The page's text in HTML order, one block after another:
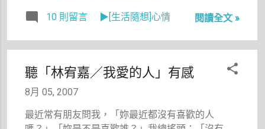
了點（指燒
嘴滑舌了點
（指服務
生）。哈。
人。不知道
那位莊主大
名的我，看
著新聞報導
及是「羅娜
10 則留言 ▶[生活隨想]心情 閱讀全文 »
聽「林宥嘉／我愛的人」有感
8月 05, 2007
最近常有朋友問我，「妳最近都沒有喜歡的人